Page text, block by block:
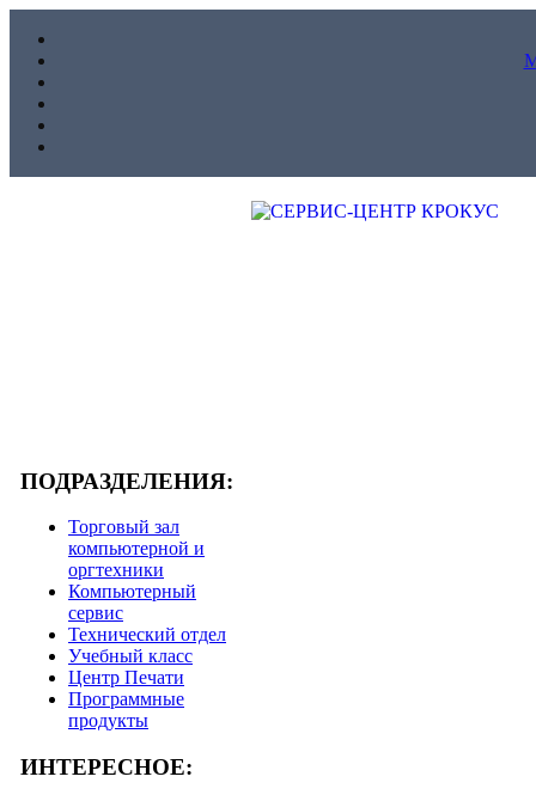
ПОДРАЗДЕЛЕНИЯ:
Торговый зал
компьютерной и
оргтехники
Компьютерный
сервис
Технический отдел
Учебный класс
Центр Печати
Программные
продукты
ИНТЕРЕСНОЕ: